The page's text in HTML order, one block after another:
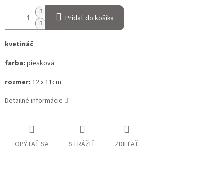
Pridať do košíka
kvetináč
farba: piesková
rozmer: 12 x 11cm
Detailné informácie
OPÝTAŤ SA STRÁŽIŤ ZDIEĽAŤ